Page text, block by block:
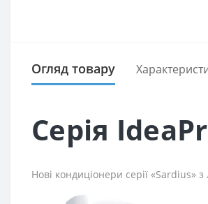
Огляд товару
Серія
Нові кондиціонери серії «Sardius»